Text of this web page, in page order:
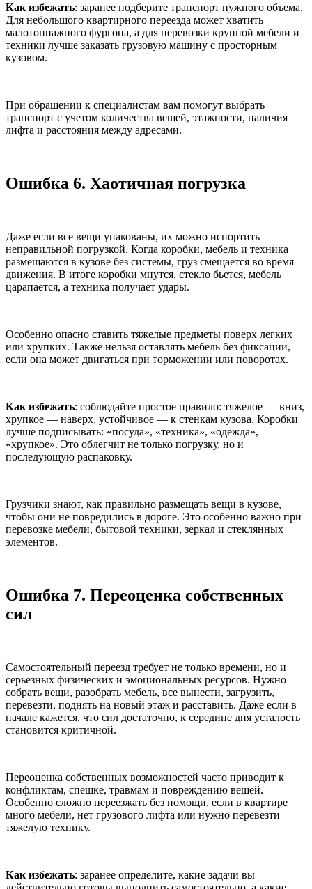
Как избежать: заранее подберите транспорт нужного объема.
Для небольшого квартирного переезда может хватить
малотоннажного фургона, а для перевозки крупной мебели и
техники лучше заказать грузовую машину с просторным
кузовом.
При обращении к специалистам вам помогут выбрать
транспорт с учетом количества вещей, этажности, наличия
лифта и расстояния между адресами.
Ошибка 6. Хаотичная погрузка
Даже если все вещи упакованы, их можно испортить
неправильной погрузкой. Когда коробки, мебель и техника
размещаются в кузове без системы, груз смещается во время
движения. В итоге коробки мнутся, стекло бьется, мебель
царапается, а техника получает удары.
Особенно опасно ставить тяжелые предметы поверх легких
или хрупких. Также нельзя оставлять мебель без фиксации,
если она может двигаться при торможении или поворотах.
Как избежать: соблюдайте простое правило: тяжелое — вниз,
хрупкое — наверх, устойчивое — к стенкам кузова. Коробки
лучше подписывать: «посуда», «техника», «одежда»,
«хрупкое». Это облегчит не только погрузку, но и
последующую распаковку.
Грузчики знают, как правильно размещать вещи в кузове,
чтобы они не повредились в дороге. Это особенно важно при
перевозке мебели, бытовой техники, зеркал и стеклянных
элементов.
Ошибка 7. Переоценка собственных
сил
Самостоятельный переезд требует не только времени, но и
серьезных физических и эмоциональных ресурсов. Нужно
собрать вещи, разобрать мебель, все вынести, загрузить,
перевезти, поднять на новый этаж и расставить. Даже если в
начале кажется, что сил достаточно, к середине дня усталость
становится критичной.
Переоценка собственных возможностей часто приводит к
конфликтам, спешке, травмам и повреждению вещей.
Особенно сложно переезжать без помощи, если в квартире
много мебели, нет грузового лифта или нужно перевезти
тяжелую технику.
Как избежать: заранее определите, какие задачи вы